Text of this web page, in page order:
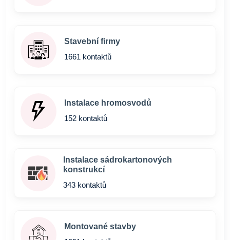
Stavební firmy
1661 kontaktů
Instalace hromosvodů
152 kontaktů
Instalace sádrokartonových
konstrukcí
343 kontaktů
Montované stavby